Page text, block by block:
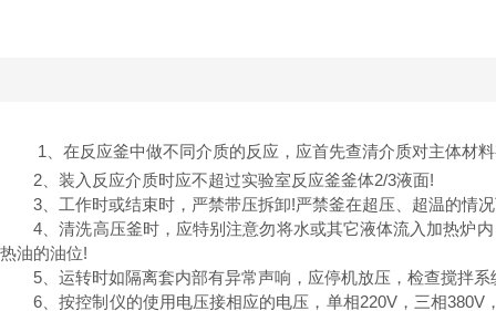
1、在反应釜中做不同介质的反应，应首先查清介质对主体材料
2、装入反应介质时应不超过实验室反应釜釜体2/3液面!
3、工作时或结束时，严禁带压拆卸!严禁釜在超压、超温的情
4、清洗高压釜时，应特别注意勿将水或其它液体流入加热炉内
热油的油位!
5、运转时如隔离套内部有异常声响，应停机放压，检查搅拌系
6、按控制仪的使用电压接相应的电压，单相220V，三相380V